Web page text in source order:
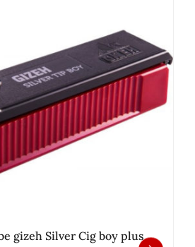
gizeh Silver Cig boy plus